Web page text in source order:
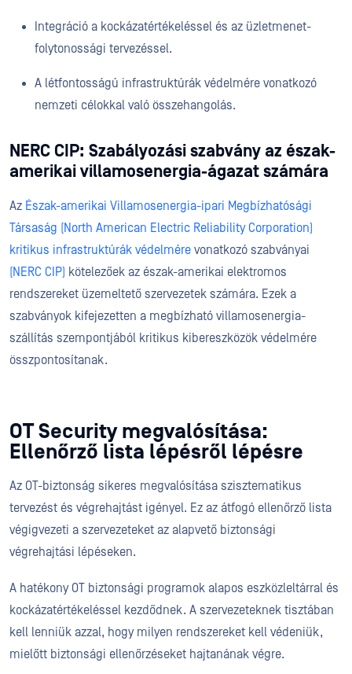
Integráció a kockázatértékeléssel és az üzletmenet-
folytonossági tervezéssel.
A létfontosságú infrastruktúrák védelmére vonatkozó
nemzeti célokkal való összehangolás.
NERC CIP: Szabályozási szabvány az észak-
amerikai villamosenergia-ágazat számára
Az Észak-amerikai Villamosenergia-ipari Megbízhatósági
Társaság (North American Electric Reliability Corporation)
kritikus infrastruktúrák védelmére vonatkozó szabványai
(NERC CIP) kötelezőek az észak-amerikai elektromos
rendszereket üzemeltető szervezetek számára. Ezek a
szabványok kifejezetten a megbízható villamosenergia-
szállítás szempontjából kritikus kibereszközök védelmére
összpontosítanak.
OT Security megvalósítása:
Ellenőrző lista lépésről lépésre
Az OT-biztonság sikeres megvalósítása szisztematikus
tervezést és végrehajtást igényel. Ez az átfogó ellenőrző lista
végigvezeti a szervezeteket az alapvető biztonsági
végrehajtási lépéseken.
A hatékony OT biztonsági programok alapos eszközleltárral és
kockázatértékeléssel kezdődnek. A szervezeteknek tisztában
kell lenniük azzal, hogy milyen rendszereket kell védeniük,
mielőtt biztonsági ellenőrzéseket hajtanának végre.